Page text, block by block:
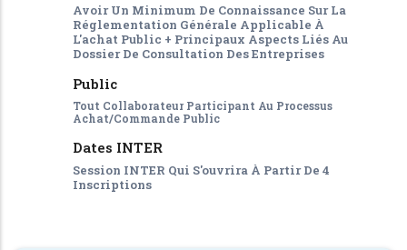
Avoir Un Minimum De Connaissance Sur La
Réglementation Générale Applicable À
L'achat Public + Principaux Aspects Liés Au
Dossier De Consultation Des Entreprises
Public
Tout Collaborateur Participant Au Processus
Achat/commande Public
Dates INTER
Session INTER Qui S'ouvrira À Partir De 4
Inscriptions